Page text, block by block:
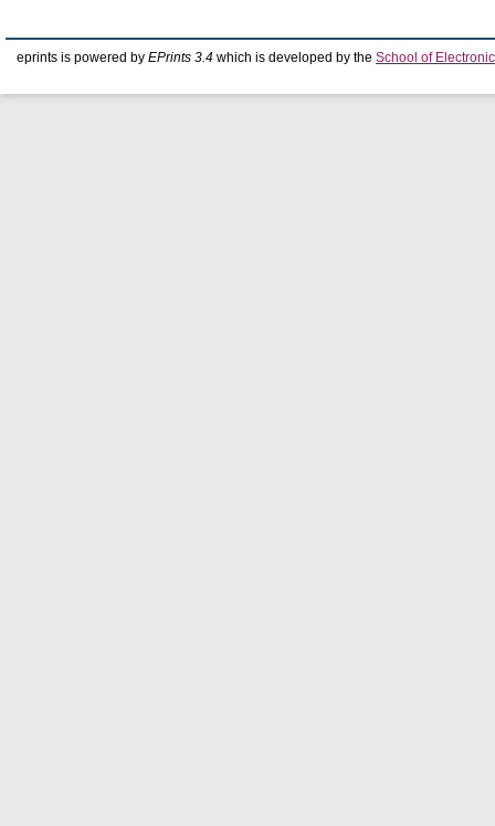
eprints is powered by EPrints 3.4 which is developed by the School of